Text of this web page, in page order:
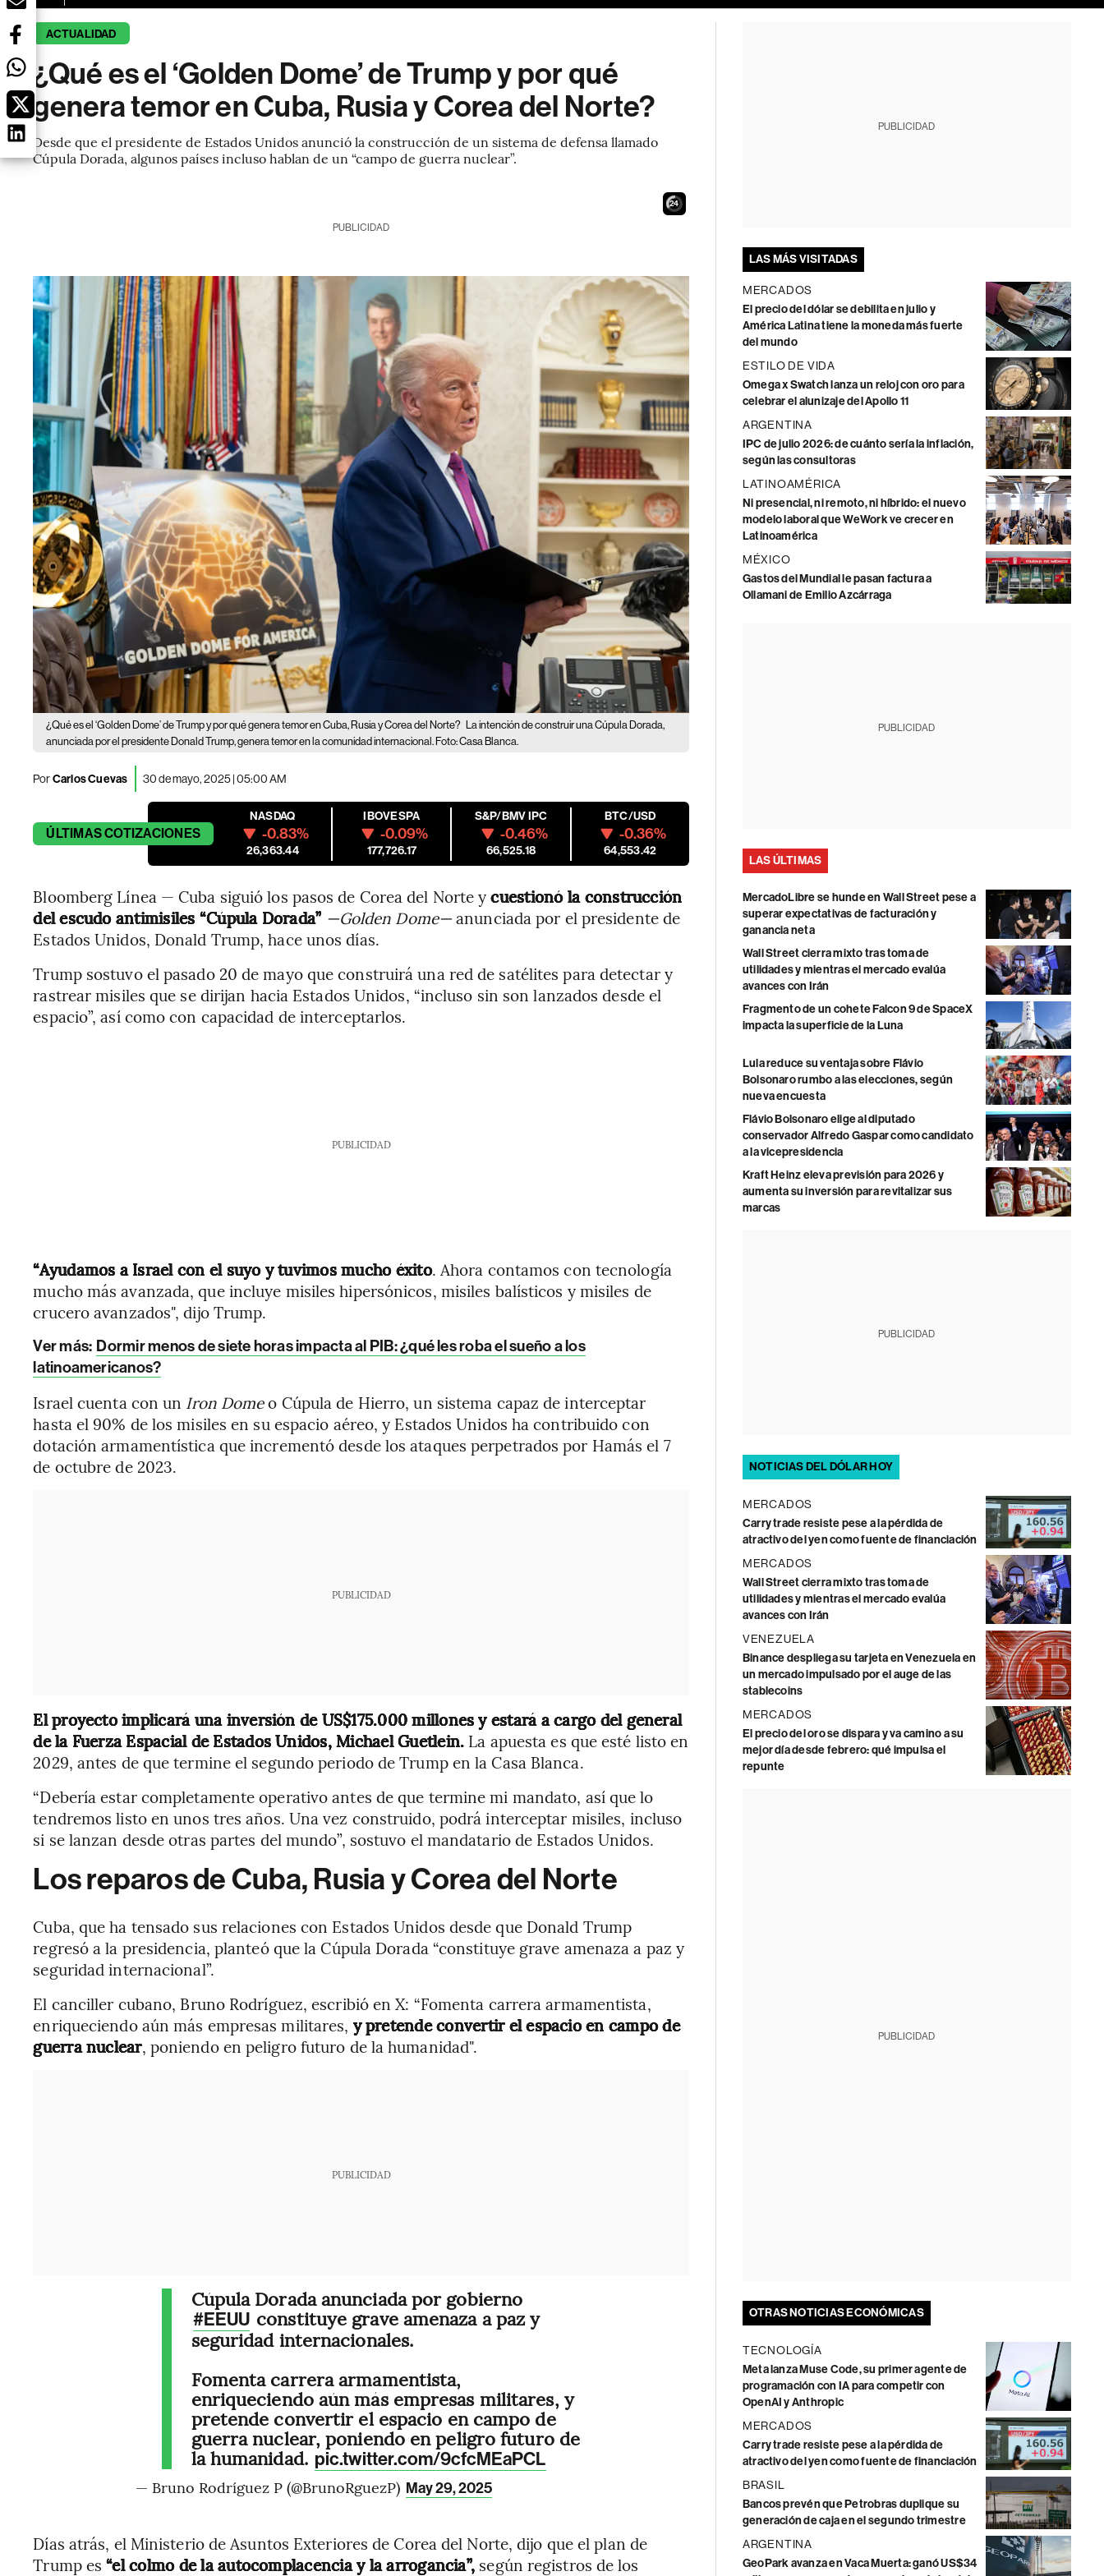
ACTUALIDAD
¿Qué es el ‘Golden Dome’ de Trump y por qué
genera temor en Cuba, Rusia y Corea del Norte?
Desde que el presidente de Estados Unidos anunció la construcción de un sistema de defensa llamado
Cúpula Dorada, algunos países incluso hablan de un “campo de guerra nuclear”.
23
PUBLICIDAD
¿Qué es el ‘Golden Dome’ de Trump y por qué genera temor en Cuba, Rusia y Corea del Norte? La intención de construir una Cúpula Dorada,
anunciada por el presidente Donald Trump, genera temor en la comunidad internacional. Foto: Casa Blanca.
PorCarlos Cuevas 30 de mayo, 2025 | 05:00 AM
ÚLTIMASCOTIZACIONES
NASDAQ
-0.83%
26,363.44
IBOVESPA
-0.09%
177,726.17
S&P/BMV IPC
-0.46%
66,525.18
BTC/USD
-0.36%
64,553.42
Bloomberg Línea — Cuba siguió los pasos de Corea del Norte ycuestionó la construcción
del escudo antimisiles “Cúpula Dorada” —Golden Dome—anunciada por el presidente de
Estados Unidos, Donald Trump, hace unos días.
Trump sostuvo el pasado 20 de mayo que construirá una red de satélites para detectar y
rastrear misiles que se dirijan hacia Estados Unidos, “incluso sin son lanzados desde el
espacio”, así como con capacidad de interceptarlos.
PUBLICIDAD
“Ayudamos a Israel con el suyo y tuvimos mucho éxito. Ahora contamos con tecnología
mucho más avanzada, que incluye misiles hipersónicos, misiles balísticos y misiles de
crucero avanzados", dijo Trump.
Ver más: Dormir menos de siete horas impacta al PIB: ¿qué les roba el sueño a los
latinoamericanos?
Israel cuenta con un Iron Domeo Cúpula de Hierro, un sistema capaz de interceptar
hasta el 90% de los misiles en su espacio aéreo, y Estados Unidos ha contribuido con
dotación armamentística que incrementó desde los ataques perpetrados por Hamás el 7
de octubre de 2023.
PUBLICIDAD
El proyecto implicará una inversión de US$175.000 millones y estará a cargo del general
de la Fuerza Espacial de Estados Unidos, Michael Guetlein. La apuesta es que esté listo en
2029, antes de que termine el segundo periodo de Trump en la Casa Blanca.
“Debería estar completamente operativo antes de que termine mi mandato, así que lo
tendremos listo en unos tres años. Una vez construido, podrá interceptar misiles, incluso
si se lanzan desde otras partes del mundo”, sostuvo el mandatario de Estados Unidos.
Los reparos de Cuba, Rusia y Corea del Norte
Cuba, que ha tensado sus relaciones con Estados Unidos desde que Donald Trump
regresó a la presidencia, planteó que la Cúpula Dorada “constituye grave amenaza a paz y
seguridad internacional”.
El canciller cubano, Bruno Rodríguez, escribió en X: “Fomenta carrera armamentista,
enriqueciendo aún más empresas militares, y pretende convertir el espacio en campo de
guerra nuclear, poniendo en peligro futuro de la humanidad".
PUBLICIDAD
Cúpula Dorada anunciada por gobierno
#EEUU constituye grave amenaza a paz y
seguridad internacionales.
Fomenta carrera armamentista,
enriqueciendo aún más empresas militares, y
pretende convertir el espacio en campo de
guerra nuclear, poniendo en peligro futuro de
la humanidad. pic.twitter.com/9cfcMEaPCL
— Bruno Rodríguez P (@BrunoRguezP) May 29, 2025
Días atrás, el Ministerio de Asuntos Exteriores de Corea del Norte, dijo que el plan de
Trump es“el colmo de la autocomplacencia y la arrogancia”, según registros de los
PUBLICIDAD
LAS MÁS VISITADAS
MERCADOS
El precio del dólar se debilita en julio y
América Latina tiene la moneda más fuerte
del mundo
ESTILO DE VIDA
Omega x Swatch lanza un reloj con oro para
celebrar el alunizaje del Apollo 11
ARGENTINA
IPC de julio 2026: de cuánto sería la inflación,
según las consultoras
LATINOAMÉRICA
Ni presencial, ni remoto, ni híbrido: el nuevo
modelo laboral que WeWork ve crecer en
Latinoamérica
MÉXICO
Gastos del Mundial le pasan factura a
Ollamani de Emilio Azcárraga
PUBLICIDAD
LAS ÚLTIMAS
MercadoLibre se hunde en Wall Street pese a
superar expectativas de facturación y
ganancia neta
Wall Street cierra mixto tras toma de
utilidades y mientras el mercado evalúa
avances con Irán
Fragmento de un cohete Falcon 9 de SpaceX
impacta la superficie de la Luna
Lula reduce su ventaja sobre Flávio
Bolsonaro rumbo a las elecciones, según
nueva encuesta
Flávio Bolsonaro elige al diputado
conservador Alfredo Gaspar como candidato
a la vicepresidencia
Kraft Heinz eleva previsión para 2026 y
aumenta su inversión para revitalizar sus
marcas
PUBLICIDAD
NOTICIAS DEL DÓLAR HOY
MERCADOS
Carry trade resiste pese a la pérdida de
atractivo del yen como fuente de financiación
MERCADOS
Wall Street cierra mixto tras toma de
utilidades y mientras el mercado evalúa
avances con Irán
VENEZUELA
Binance despliega su tarjeta en Venezuela en
un mercado impulsado por el auge de las
stablecoins
MERCADOS
El precio del oro se dispara y va camino a su
mejor día desde febrero: qué impulsa el
repunte
PUBLICIDAD
OTRAS NOTICIAS ECONÓMICAS
TECNOLOGÍA
Meta lanza Muse Code, su primer agente de
programación con IA para competir con
OpenAI y Anthropic
MERCADOS
Carry trade resiste pese a la pérdida de
atractivo del yen como fuente de financiación
BRASIL
Bancos prevén que Petrobras duplique su
generación de caja en el segundo trimestre
ARGENTINA
GeoPark avanza en Vaca Muerta: ganó US$34